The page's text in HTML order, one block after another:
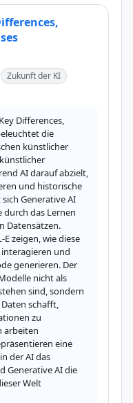
Zukunft der KI
Differences,
die
künstlicher
AI darauf abzielt,
und historische
Generative AI
durch das Lernen
Datensätzen.
E zeigen, wie diese
und
generieren. Der
nicht als
sind, sondern
schafft,
zu
arbeiten
eine
der AI das
Generative AI die
Welt